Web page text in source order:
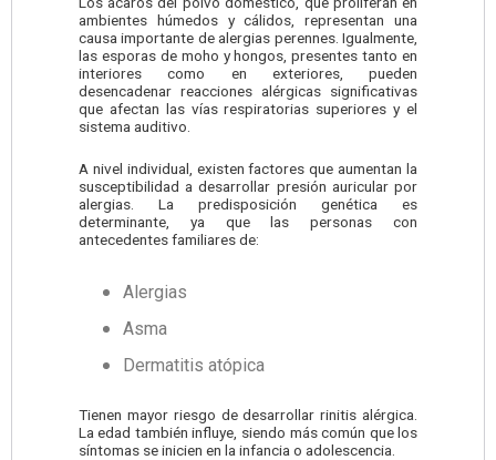
ambientes húmedos y cálidos, representan una
causa importante de alergias perennes. Igualmente,
las esporas de moho y hongos, presentes tanto en
interiores como en exteriores, pueden
desencadenar reacciones alérgicas significativas
que afectan las vías respiratorias superiores y el
sistema auditivo.
A nivel individual, existen factores que aumentan la
susceptibilidad a desarrollar presión auricular por
alergias. La predisposición genética es
determinante, ya que las personas con
antecedentes familiares de:
Alergias
Asma
Dermatitis atópica
Tienen mayor riesgo de desarrollar rinitis alérgica.
La edad también influye, siendo más común que los
síntomas se inicien en la infancia o adolescencia.